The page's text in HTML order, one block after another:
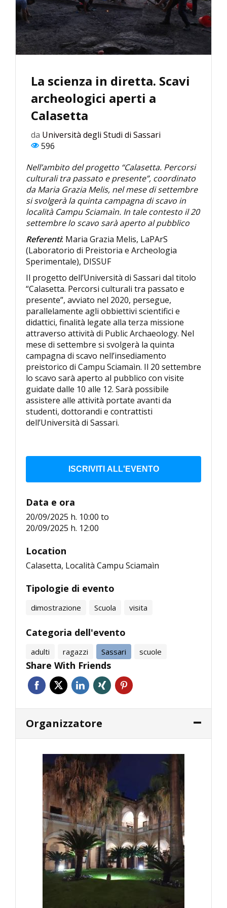
La scienza in diretta. Scavi
archeologici aperti a
Calasetta
da Università degli Studi di Sassari
596
Nell’ambito del progetto “Calasetta. Percorsi
culturali tra passato e presente”, coordinato
da Maria Grazia Melis, nel mese di settembre
si svolgerà la quinta campagna di scavo in
località Campu Sciamaìn. In tale contesto il 20
settembre lo scavo sarà aperto al pubblico
Referenti: Maria Grazia Melis, LaPArS
(Laboratorio di Preistoria e Archeologia
Sperimentale), DISSUF
Il progetto dell’Università di Sassari dal titolo
“Calasetta. Percorsi culturali tra passato e
presente”, avviato nel 2020, persegue,
parallelamente agli obbiettivi scientifici e
didattici, finalità legate alla terza missione
attraverso attività di Public Archaeology. Nel
mese di settembre si svolgerà la quinta
campagna di scavo nell’insediamento
preistorico di Campu Sciamaìn. Il 20 settembre
lo scavo sarà aperto al pubblico con visite
guidate dalle 10 alle 12. Sarà possibile
assistere alle attività portate avanti da
studenti, dottorandi e contrattisti
dell’Università di Sassari.
ISCRIVITI ALL'EVENTO
Data e ora
20/09/2025 h. 10:00 to
20/09/2025 h. 12:00
Location
Calasetta, Località Campu Sciamaìn
Tipologie di evento
dimostrazione Scuola visita
Categoria dell'evento
adulti ragazzi Sassari scuole
Share With Friends
Organizzatore